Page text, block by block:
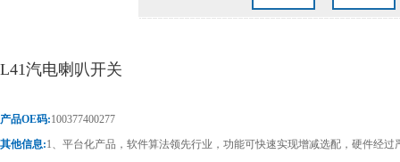
L41汽电喇叭开关
产品OE码:100377400277
其他信息:1、平台化产品，软件算法领先行业，功能可快速实现增减选配，硬件经